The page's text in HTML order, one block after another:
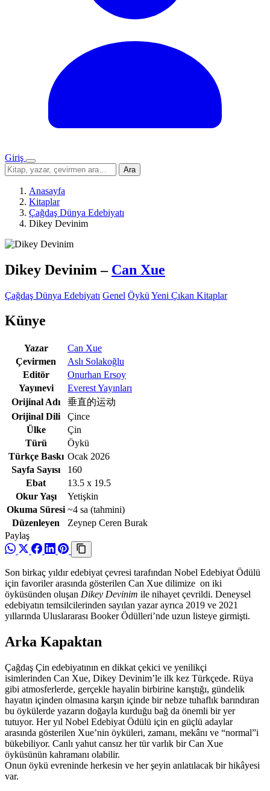
Giriş
Menü
Sitede
ara
Ara
Anasayfa
Kitaplar
Çağdaş Dünya Edebiyatı
Dikey Devinim
Dikey Devinim– Can Xue
Çağdaş Dünya Edebiyatı Genel Öykü Yeni Çıkan Kitaplar
Künye
Yazar
Can Xue
Çevirmen
Aslı Solakoğlu
Editör
Onurhan Ersoy
Yayınevi
Everest Yayınları
Orijinal Adı
垂直的运动
Orijinal Dili
Çince
Ülke
Çin
Türü
Öykü
Türkçe Baskı Ocak 2026
Sayfa Sayısı
160
Ebat
13.5 x 19.5
Okur Yaşı
Yetişkin
Okuma Süresi ~4 sa (tahmini)
Düzenleyen
Zeynep Ceren Burak
Paylaş
Son birkaç yıldır edebiyat çevresi tarafından Nobel Edebiyat Ödülü
için favoriler arasında gösterilen Can Xue dilimize on iki
öyküsünden oluşan Dikey Devinim ile nihayet çevrildi. Deneysel
edebiyatın temsilcilerinden sayılan yazar ayrıca 2019 ve 2021
yıllarında Uluslararası Booker Ödülleri’nde uzun listeye girmişti.
Arka Kapaktan
Çağdaş Çin edebiyatının en dikkat çekici ve yenilikçi
isimlerinden Can Xue, Dikey Devinim’le ilk kez Türkçede. Rüya
gibi atmosferlerde, gerçekle hayalin birbirine karıştığı, gündelik
hayatın içinden olmasına karşın içinde bir nebze tuhaflık barındıran
bu öykülerde yazarın doğayla kurduğu bağ da önemli bir yer
tutuyor. Her yıl Nobel Edebiyat Ödülü için en güçlü adaylar
arasında gösterilen Xue’nin öyküleri, zamanı, mekânı ve “normal”i
bükebiliyor. Canlı yahut cansız her tür varlık bir Can Xue
öyküsünün kahramanı olabilir.
Onun öykü evreninde herkesin ve her şeyin anlatılacak bir hikâyesi
var.